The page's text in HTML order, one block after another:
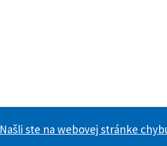
Našli ste na webovej stránke